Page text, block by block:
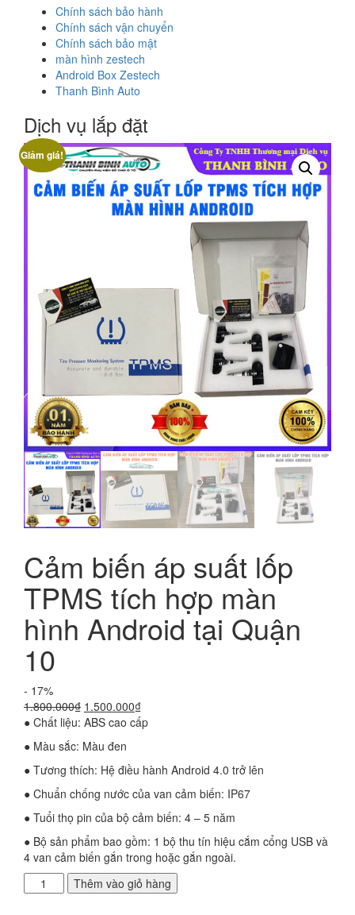
Chính sách bảo hành
Chính sách vận chuyển
Chính sách bảo mật
màn hình zestech
Android Box Zestech
Thanh Bình Auto
Dịch vụ lắp đặt
Giảm giá!
Cảm biến áp suất lốp
TPMS tích hợp màn
hình Android tại Quận
10
- 17%
1.800.000₫ Giá
gốc
1.800.000₫.
1.500.000₫Giá
hiện
1.500.000₫.
● Chất liệu: ABS cao cấp
● Màu sắc: Màu đen
● Tương thích: Hệ điều hành Android 4.0 trở lên
● Chuẩn chống nước của van cảm biến: IP67
● Tuổi thọ pin của bộ cảm biến: 4 – 5 năm
● Bộ sản phẩm bao gồm: 1 bộ thu tín hiệu cắm cổng USB và
4 van cảm biến gắn trong hoặc gắn ngoài.
Cảm
biến
Thêm vào giỏ hàng